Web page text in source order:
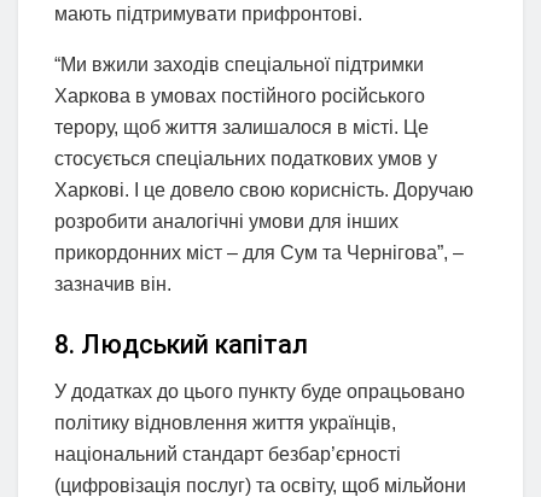
мають підтримувати прифронтові.
“Ми вжили заходів спеціальної підтримки
Харкова в умовах постійного російського
терору, щоб життя залишалося в місті. Це
стосується спеціальних податкових умов у
Харкові. І це довело свою корисність. Доручаю
розробити аналогічні умови для інших
прикордонних міст – для Сум та Чернігова”, –
зазначив він.
8. Людський капітал
У додатках до цього пункту буде опрацьовано
політику відновлення життя українців,
національний стандарт безбар’єрності
(цифровізація послуг) та освіту, щоб мільйони